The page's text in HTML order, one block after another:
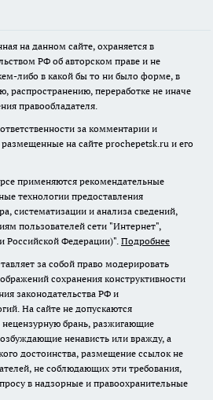
на данном сайте, охраняется в
РФ об авторском праве и не
либо в какой бы то ни было форме, в
распространению, переработке не иначе
правообладателя.
за комментарии и
на сайте prochepetsk.ru и его
применяются рекомендательные
технологии предоставления
систематизации и анализа сведений,
пользователей сети "Интернет",
Российской Федерации)". Подробнее
за собой право модерировать
сохранения конструктивности
законодательства РФ и
На сайте не допускаются
брань, разжигающие
ненависть или вражду, а
достоинства, размещение ссылок не
не соблюдающих эти требования,
в надзорные и правоохранительные